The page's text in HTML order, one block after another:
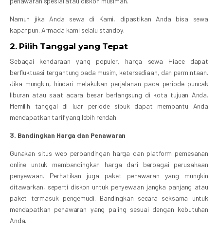
Namun jika Anda sewa di Kami, dipastikan Anda bisa sewa
kapanpun. Armada kami selalu standby.
2. Pilih Tanggal yang Tepat
Sebagai kendaraan yang populer, harga sewa Hiace dapat
berfluktuasi tergantung pada musim, ketersediaan, dan permintaan.
Jika mungkin, hindari melakukan perjalanan pada periode puncak
liburan atau saat acara besar berlangsung di kota tujuan Anda.
Memilih tanggal di luar periode sibuk dapat membantu Anda
mendapatkan tarif yang lebih rendah.
3. Bandingkan Harga dan Penawaran
Gunakan situs web perbandingan harga dan platform pemesanan
online untuk membandingkan harga dari berbagai perusahaan
penyewaan. Perhatikan juga paket penawaran yang mungkin
ditawarkan, seperti diskon untuk penyewaan jangka panjang atau
paket termasuk pengemudi. Bandingkan secara seksama untuk
mendapatkan penawaran yang paling sesuai dengan kebutuhan
Anda.